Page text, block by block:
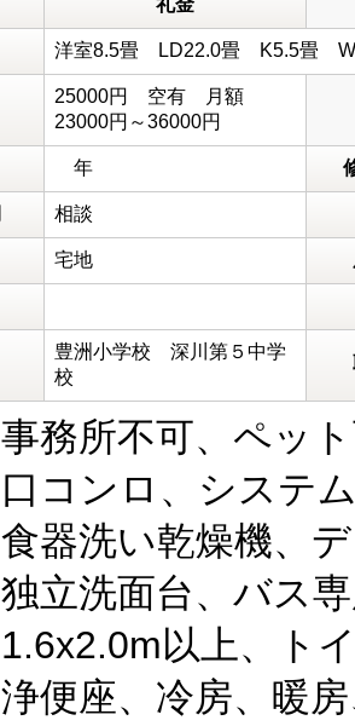
礼金
洋室8.5畳 LD22.0畳
25000円 空有 月額
23000円～36000円
年
相談
宅地
豊洲小学校 深川第５中学
校
事務所不可、ペッ
口コンロ、システ
食器洗い乾燥機、
独立洗面台、バス
1.6x2.0m以上、ト
浄便座、冷房、暖